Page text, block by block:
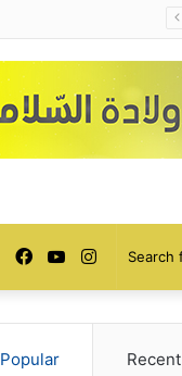
Instagram
YouTube
Facebook
Popular Recent